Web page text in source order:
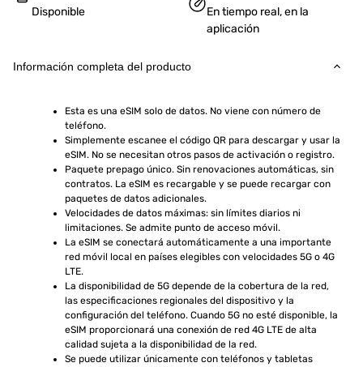
Disponible
En tiempo real, en la
aplicación
Información completa del producto
Esta es una eSIM solo de datos. No viene con número de
teléfono.
Simplemente escanee el código QR para descargar y usar la
eSIM. No se necesitan otros pasos de activación o registro.
Paquete prepago único. Sin renovaciones automáticas, sin
contratos. La eSIM es recargable y se puede recargar con
paquetes de datos adicionales.
Velocidades de datos máximas: sin límites diarios ni
limitaciones. Se admite punto de acceso móvil.
La eSIM se conectará automáticamente a una importante
red móvil local en países elegibles con velocidades 5G o 4G
LTE.
La disponibilidad de 5G depende de la cobertura de la red,
las especificaciones regionales del dispositivo y la
configuración del teléfono. Cuando 5G no esté disponible, la
eSIM proporcionará una conexión de red 4G LTE de alta
calidad sujeta a la disponibilidad de la red.
Se puede utilizar únicamente con teléfonos y tabletas